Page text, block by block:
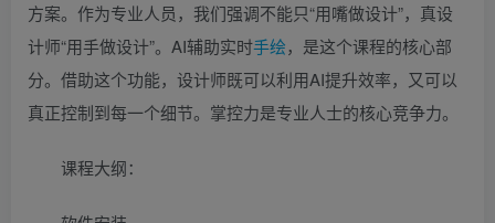
方案。作为专业人员，我们强调不能只“用嘴做设计”，真设
计师“用手做设计”。AI辅助实时手绘，是这个课程的核心部
分。借助这个功能，设计师既可以利用AI提升效率，又可以
真正控制到每一个细节。掌控力是专业人士的核心竞争力。
课程大纲：